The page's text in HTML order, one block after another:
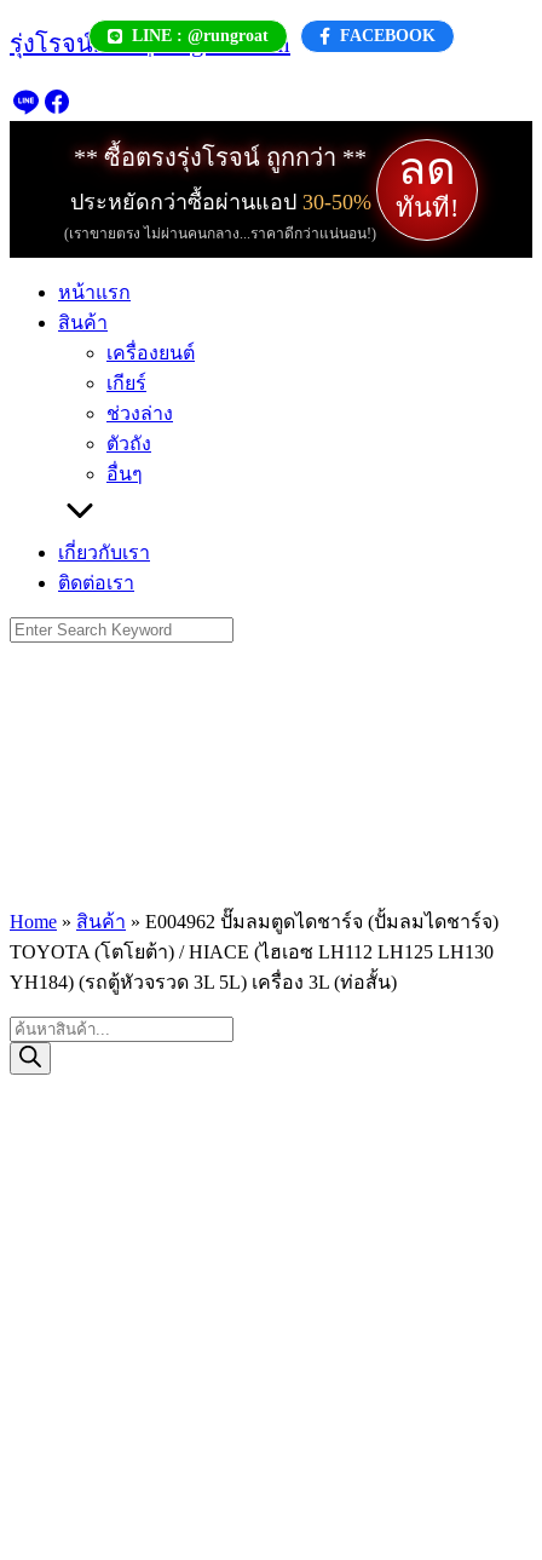
Skip
to
LINE : @rungroat FACEBOOK
รุ่งโรจน์.com | rungroat.com
** ซื้อตรงรุ่งโรจน์ ถูกกว่า **
ประหยัดกว่าซื้อผ่านแอป 30-50%
(เราขายตรง ไม่ผ่านคนกลาง...ราคาดีกว่าแน่นอน!)
ลด
ทันที!
หน้าแรก
สินค้า
เครื่องยนต์
เกียร์
ช่วงล่าง
ตัวถัง
อื่นๆ
เกี่ยวกับเรา
ติดต่อเรา
Search
for:
Home » สินค้า » E004962 ปั๊มลมตูดไดชาร์จ (ปั้มลมไดชาร์จ)
TOYOTA (โตโยต้า) / HIACE (ไฮเอซ LH112 LH125 LH130
YH184) (รถตู้หัวจรวด 3L 5L) เครื่อง 3L (ท่อสั้น)
Products
search